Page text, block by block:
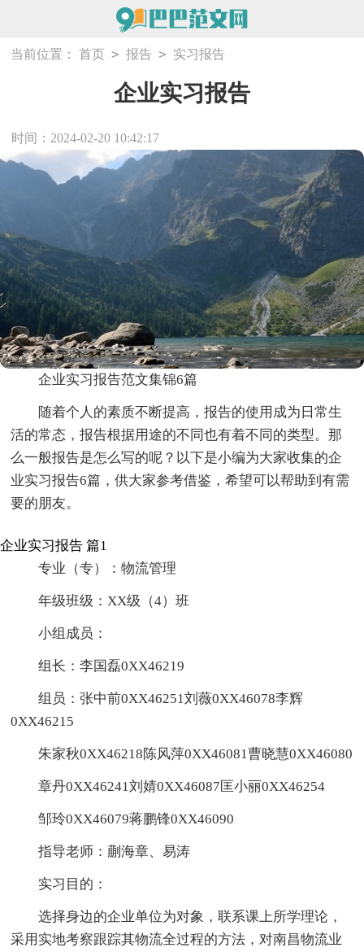
当前位置： 首页 > 报告 > 实习报告
企业实习报告
时间：2024-02-20 10:42:17
企业实习报告范文集锦6篇
随着个人的素质不断提高，报告的使用成为日常生
活的常态，报告根据用途的不同也有着不同的类型。那
么一般报告是怎么写的呢？以下是小编为大家收集的企
业实习报告6篇，供大家参考借鉴，希望可以帮助到有需
要的朋友。
企业实习报告 篇1
专业（专）：物流管理
年级班级：XX级（4）班
小组成员：
组长：李国磊0XX46219
组员：张中前0XX46251刘薇0XX46078李辉
0XX46215
朱家秋0XX46218陈风萍0XX46081曹晓慧0XX46080
章丹0XX46241刘婧0XX46087匡小丽0XX46254
邹玲0XX46079蒋鹏锋0XX46090
指导老师：蒯海章、易涛
实习目的：
选择身边的企业单位为对象，联系课上所学理论，
采用实地考察跟踪其物流全过程的方法，对南昌物流业